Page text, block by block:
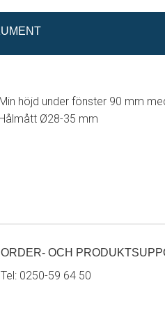
Min höjd under fönster 90 mm
Hålmått Ø28-35 mm
ORDER- OCH
Tel: 0250-59 64 50